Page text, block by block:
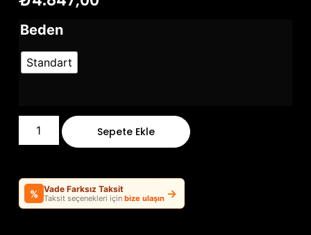
Beden
Standart
Sepete Ekle
% Vade Farksız Taksit
Taksit seçenekleri için bize ulaşın →